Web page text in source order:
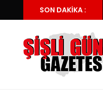
SON DAKIKA :
Trabzonspor’da forma detayı